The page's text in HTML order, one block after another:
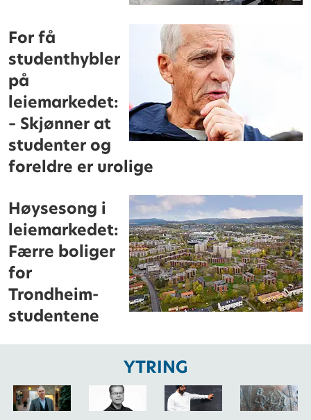
For få
studenthybler
på
leiemarkedet:
– Skjønner at
studenter og
foreldre er urolige
Høysesong i
leiemarkedet:
Færre boliger
for
Trondheim-
studentene
YTRING